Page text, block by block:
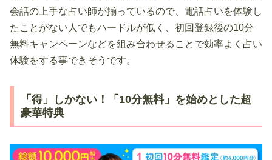
会話の上手な占い師が揃っているので、電話占いを体験し
たことがない人でもハードルが低く、初回登録後の10分
無料キャンペーンなどを組み合わせることで効率よく占い
体験をする事できそうです。
「得」しかない！「10分無料」を始めとした超
豪華特典